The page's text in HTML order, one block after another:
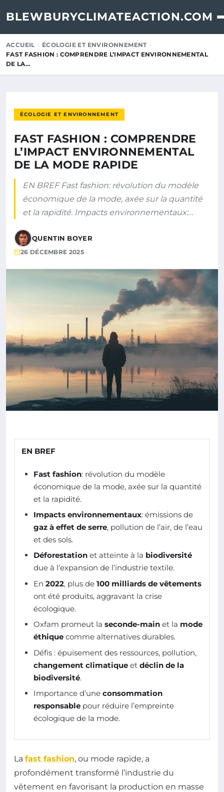
BLEWBURYCLIMATEACTION.COM
ACCUEIL
ÉCOLOGIE ET ENVIRONNEMENT
FAST FASHION : COMPRENDRE L’IMPACT ENVIRONNEMENTAL
DE LA…
ÉCOLOGIE ET ENVIRONNEMENT
FAST FASHION : COMPRENDRE
L’IMPACT ENVIRONNEMENTAL
DE LA MODE RAPIDE
EN BREF Fast fashion: révolution du modèle
économique de la mode, axée sur la quantité
et la rapidité. Impacts environnementaux:…
QUENTIN BOYER
26 DÉCEMBRE 2025
EN BREF
Fast fashion: révolution du modèle
économique de la mode, axée sur la quantité
et la rapidité.
Impacts environnementaux: émissions de
gaz à effet de serre, pollution de l’air, de l’eau
et des sols.
Déforestation et atteinte à la biodiversité
due à l’expansion de l’industrie textile.
En 2022, plus de 100 milliards de vêtements
ont été produits, aggravant la crise
écologique.
Oxfam promeut la seconde-main et la mode
éthique comme alternatives durables.
Défis : épuisement des ressources, pollution,
changement climatique et déclin de la
biodiversité.
Importance d’une consommation
responsable pour réduire l’empreinte
écologique de la mode.
La fast fashion, ou mode rapide, a
profondément transformé l’industrie du
vêtement en favorisant la production en masse